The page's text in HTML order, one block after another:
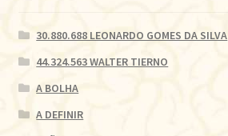
30.880.688 LEONARDO GOMES DA SILVA
44.324.563 WALTER TIERNO
A BOLHA
A DEFINIR